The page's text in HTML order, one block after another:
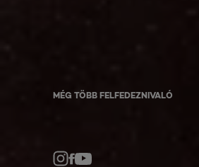
MÉG TÖBB FELFEDEZNIVALÓ